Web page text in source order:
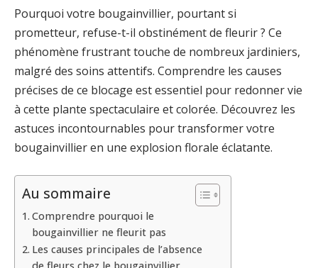
Pourquoi votre bougainvillier, pourtant si
prometteur, refuse-t-il obstinément de fleurir ? Ce
phénomène frustrant touche de nombreux jardiniers,
malgré des soins attentifs. Comprendre les causes
précises de ce blocage est essentiel pour redonner vie
à cette plante spectaculaire et colorée. Découvrez les
astuces incontournables pour transformer votre
bougainvillier en une explosion florale éclatante.
Au sommaire
Comprendre pourquoi le
bougainvillier ne fleurit pas
Les causes principales de l’absence
de fleurs chez le bougainvillier